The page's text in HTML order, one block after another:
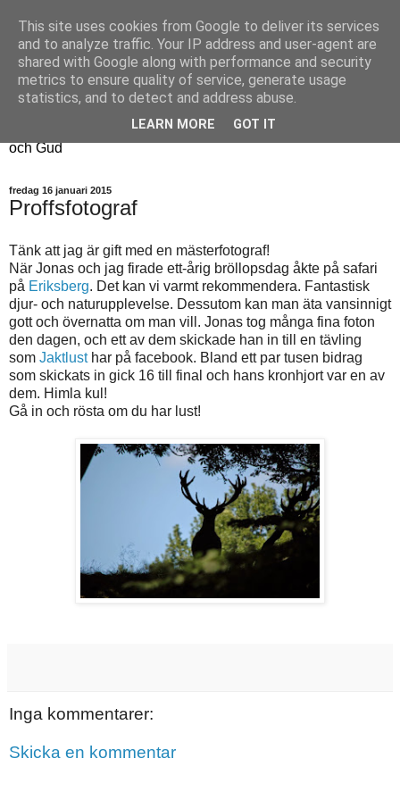
Fyren
Fyren finns för att sprida ljus i mörkret
För att påminna om guldkanterna i tillvaron
Här samsas jakt, hantverk, odling, och andra tankar om livet
och Gud
fredag 16 januari 2015
Proffsfotograf
Tänk att jag är gift med en mästerfotograf!
När Jonas och jag firade ett-årig bröllopsdag åkte på safari
på Eriksberg. Det kan vi varmt rekommendera. Fantastisk
djur- och naturupplevelse. Dessutom kan man äta vansinnigt
gott och övernatta om man vill. Jonas tog många fina foton
den dagen, och ett av dem skickade han in till en tävling
som Jaktlusthar på facebook. Bland ett par tusen bidrag
som skickats in gick 16 till final och hans kronhjort var en av
dem. Himla kul!
Gå in och rösta om du har lust!
Inga kommentarer:
Skicka en kommentar
This site uses cookies from Google to deliver its services
and to analyze traffic. Your IP address and user-agent are
shared with Google along with performance and security
metrics to ensure quality of service, generate usage
statistics, and to detect and address abuse.
LEARN MORE GOT IT